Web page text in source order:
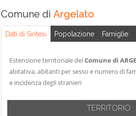
Comune di Argelato
Dati di Sintesi Popolazione Famiglie
Estensione territoriale delComune di
abitativa, abitanti per sesso e numero di
e incidenza degli stranieri
TERRITORIO